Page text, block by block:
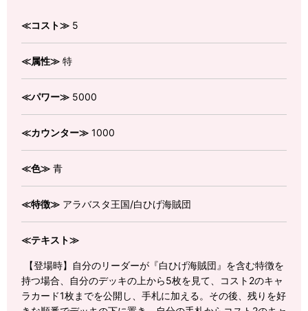
≪コスト≫ 5
≪属性≫ 特
≪パワー≫ 5000
≪カウンター≫ 1000
≪色≫ 青
≪特徴≫ アラバスタ王国/白ひげ海賊団
≪テキスト≫
【登場時】自分のリーダーが『白ひげ海賊団』を含む特徴を
持つ場合、自分のデッキの上から5枚を見て、コスト2のキャ
ラカード1枚までを公開し、手札に加える。その後、残りを好